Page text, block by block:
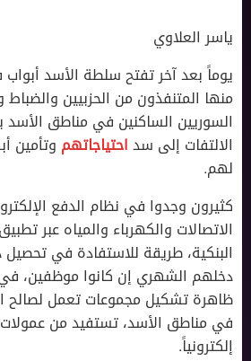
ياسر العلاوي
يوماً بعد آخر تفتح سلطة الأسد
منها المتنفذون من الحزبيين والضباط
السوريين الساكنين في مناطق الأسد
الالتفات إلى سداحتياجاتهم وتأمين
لهم.
كثيرون وجدوا في نظام الدفع
الاتصالات والكهرباء والمياه عبر
البنكية، طريقة للاستفادة في
دخلهم الشهري إن كانوا موظفين،
ظاهرة تشكيل مجموعات تعمل لصالح
في مناطق الأسد، تستفيد من عمولات
إلكترونياً.